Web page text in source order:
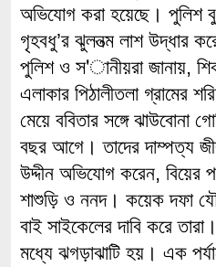
অভিযোগ করা হয়েছে। পুলিশ
গৃহবধু’র ঝুলনত্ম লাশ উদ্ধার
পুলিশ ও স'ানীয়রা জানায়,
এলাকার পিঠালীতলা গ্রামের
মেয়ে ববিতার সঙ্গে
বছর আগে। তাদের দাম্পত্য
উদ্দীন অভিযোগ করেন, বিয়ের
শাশুড়ি ও ননদ। কয়েক দফা
বাই সাইকেলের দাবি করে
মধ্যে ঝগড়াঝাটি হয়। এক